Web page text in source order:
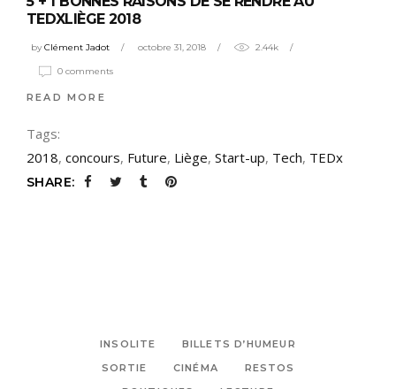
TEDXLIÈGE 2018
byClément Jadot octobre 31, 2018 2.44k
0 comments
READ MORE
Tags:
2018, concours, Future, Liège, Start-up, Tech, TEDx
SHARE:
INSOLITE
BILLETS D’HUMEUR
SORTIE
CINÉMA
RESTOS